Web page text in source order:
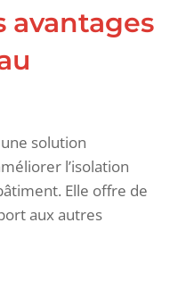
avantages
solution
l’isolation
Elle offre de
aux autres